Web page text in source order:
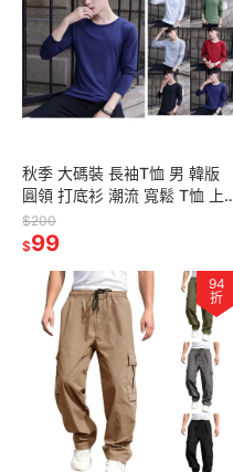
秋季 大碼裝 長袖T恤 男 韓版
圓領 打底衫 潮流 寬鬆 T恤 上
衣 男裝
$200
$99
94
折